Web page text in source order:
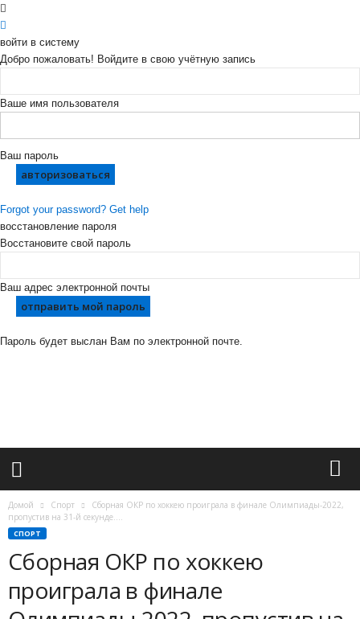
войти в систему
Добро пожаловать! Войдите в свою учётную запись
Ваше имя пользователя
Ваш пароль
Forgot your password? Get help
восстановление пароля
Восстановите свой пароль
Ваш адрес электронной почты
Пароль будет выслан Вам по электронной почте.
ж
Домой Спорт
Сборная ОКР по хоккею проиграла в финале Олимпиады-2022,
пропустив на 31-й секунде....
СПОРТ
Сборная ОКР по хоккею
проиграла в финале